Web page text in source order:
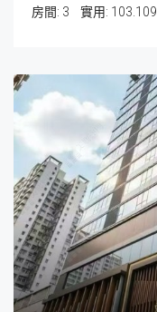
房間: 3 103.109